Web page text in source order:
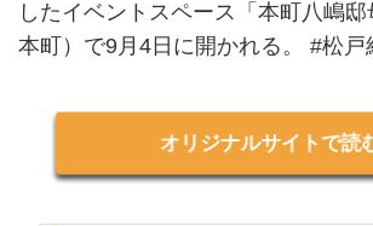
したイベントスペース「本町八嶋
本町）で9月4日に開かれる。 #松戸
オリジナルサイトで読